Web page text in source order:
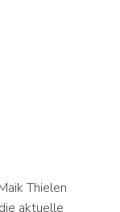
Thielen
aktuelle